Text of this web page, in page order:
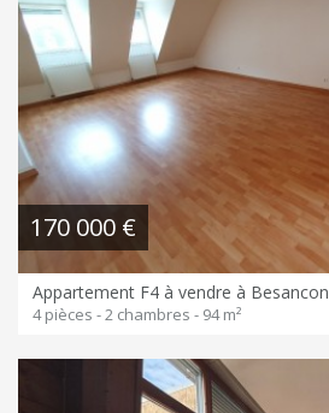
170 000 €
Appartement F4 à vendre à Besancon
4 pièces - 2 chambres - 94 m²